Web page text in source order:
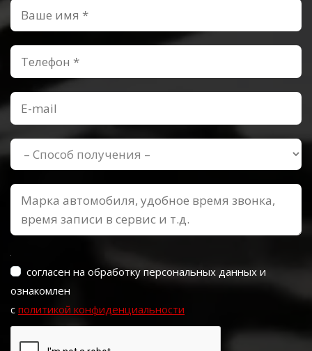
согласен на обработку персональных данных и
ознакомлен
с политикой конфиденциальности